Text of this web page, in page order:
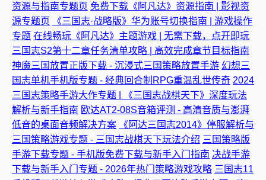
资源与指南专题页 免费下载《阿凡达》资源指南 | 影视资
源专题页
《三国志·战略版》华为账号切换指南 | 游戏操作
专题 在线畅玩《阿凡达》主题游戏 | 无需下载，点开即玩
三国志S2第十二章任务清单攻略 | 高效完成章节目标指南
神魔三国放置正版下载 - 沉浸式三国策略放置手游 幻想三
国志单机手机版专题 - 经典回合制RPG重温乱世传奇 2024
三国志策略手游大作专题 | 《三国志战棋天下》深度玩法
解析与新手指南 欧达AT2-08S音箱评测 - 高清音质与澎湃
低音的桌面音频解决方案
《阿达三国志2014》停服解析与
三国策略游戏专题 - 三国志战棋天下玩法介绍 三国策略版
手游下载专题 - 手机版免费下载与新手入门指南 决战手游
下载与新手入门专题 - 2026年热门策略游戏攻略 三国志11